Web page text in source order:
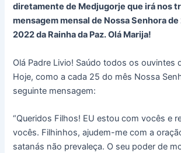
diretamente de Medjugorje que irá nos
mensagem mensal de Nossa Senhora
2022 da Rainha da Paz. Olá Marija!
Olá Padre Livio! Saúdo todos os ouvintes
Hoje, como a cada 25 do mês Nossa
seguinte mensagem:
“Queridos Filhos! EU estou com vocês e
vocês. Filhinhos, ajudem-me com a
satanás não prevaleça. O seu poder de